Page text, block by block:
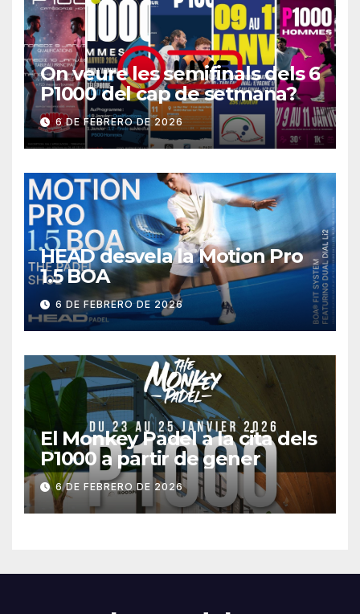
On veure les semifinals dels 6
P1000 del cap de setmana?
6 DE FEBRERO DE 2026
HEAD desvela la Motion Pro
1.5 BOA
6 DE FEBRERO DE 2026
El Monkey Padel a la cita dels
P1000 a partir de gener
6 DE FEBRERO DE 2026